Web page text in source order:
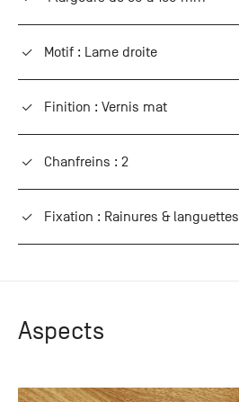
Motif : Lame droite
Finition : Vernis mat
Chanfreins : 2
Fixation : Rainures & languettes
Aspects